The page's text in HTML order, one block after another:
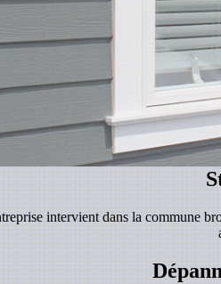
intervient dans la commune